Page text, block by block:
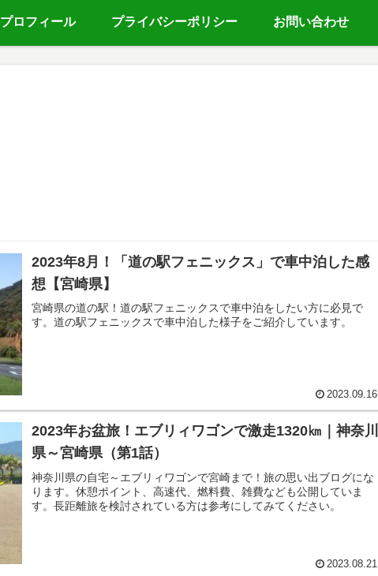
プロフィール プライバシーポリシー お問い合わせ
2023年8月！「道の駅フェニックス」で車中泊した感
想【宮崎県】
宮崎県の道の駅！道の駅フェニックスで車中泊をしたい方に必見で
す。道の駅フェニックスで車中泊した様子をご紹介しています。
2023.09.16
2023年お盆旅！エブリィワゴンで激走1320㎞｜神奈川
県～宮崎県（第1話）
神奈川県の自宅～エブリィワゴンで宮崎まで！旅の思い出ブログにな
ります。休憩ポイント、高速代、燃料費、雑費なども公開していま
す。長距離旅を検討されている方は参考にしてみてください。
2023.08.21